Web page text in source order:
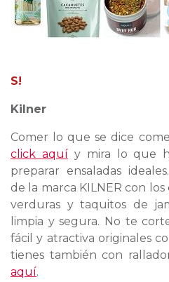
S!
Kilner
Comer lo que se dice
click aquíy mira lo que
preparar ensaladas
de la marca KILNER con
verduras y taquitos de
limpia y segura. No te
fácil y atractiva originales
tienes también con
aquí.